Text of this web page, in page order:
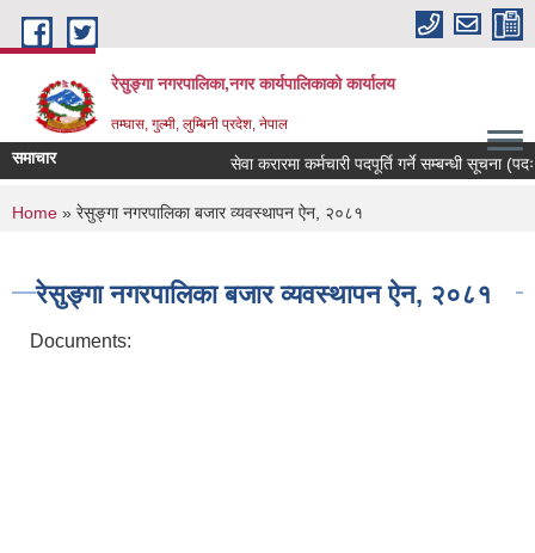
Skip to main content
रेसुङ्गा नगरपालिका,नगर कार्यपालिकाको कार्यालय
तम्घास, गुल्मी, लुम्बिनी प्रदेश, नेपाल
समाचार सेवा करारमा कर्मचारी पदपूर्ति गर्ने सम्बन्धी सूचना (पदः
You are here
Home » रेसुङ्गा नगरपालिका बजार व्यवस्थापन ऐन, २०८१
रेसुङ्गा नगरपालिका बजार व्यवस्थापन ऐन, २०८१
Documents: